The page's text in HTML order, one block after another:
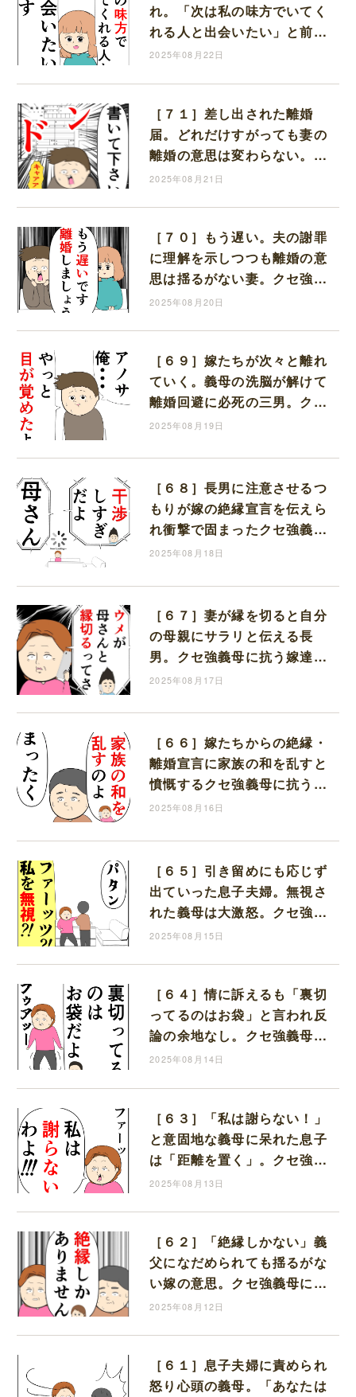
れ。「次は私の味方でいてく
れる人と出会いたい」と前を
向く。クセ強義母に抗う嫁達
2025年08月22日
［７１］差し出された離婚
届。どれだけすがっても妻の
離婚の意思は変わらない。ク
セ強義母に抗う嫁達｜岡田も
2025年08月21日
［７０］もう遅い。夫の謝罪
に理解を示しつつも離婚の意
思は揺るがない妻。クセ強義
母に抗う嫁達｜岡田ももえと
2025年08月20日
［６９］嫁たちが次々と離れ
ていく。義母の洗脳が解けて
離婚回避に必死の三男。クセ
強義母に抗う嫁達｜岡田もも
2025年08月19日
［６８］長男に注意させるつ
もりが嫁の絶縁宣言を伝えら
れ衝撃で固まったクセ強義母
に抗う嫁達｜岡田ももえと申
2025年08月18日
［６７］妻が縁を切ると自分
の母親にサラリと伝える長
男。クセ強義母に抗う嫁達｜
岡田ももえと申します
2025年08月17日
［６６］嫁たちからの絶縁・
離婚宣言に家族の和を乱すと
憤慨するクセ強義母に抗う嫁
達｜岡田ももえと申します
2025年08月16日
［６５］引き留めにも応じず
出ていった息子夫婦。無視さ
れた義母は大激怒。クセ強義
母に抗う嫁達｜岡田ももえと
2025年08月15日
［６４］情に訴えるも「裏切
ってるのはお袋」と言われ反
論の余地なし。クセ強義母に
抗う嫁達｜岡田ももえと申し
2025年08月14日
［６３］「私は謝らない！」
と意固地な義母に呆れた息子
は「距離を置く」。クセ強義
母に抗う嫁達｜岡田ももえと
2025年08月13日
［６２］「絶縁しかない」義
父になだめられても揺るがな
い嫁の意思。クセ強義母に抗
う嫁達｜岡田ももえと申しま
2025年08月12日
［６１］息子夫婦に責められ
怒り心頭の義母。「あなたは